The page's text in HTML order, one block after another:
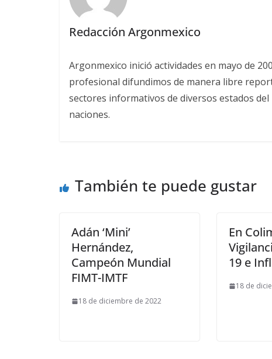
Redacción Argonmexico
Argonmexico inició actividades en mayo de
profesional difundimos de manera libre
sectores informativos de diversos estados
naciones.
También te puede gustar
Adán ‘Mini’
Hernández,
Campeón Mundial
FIMT-IMTF
18 de diciembre de 2022
En
19 e
18 de